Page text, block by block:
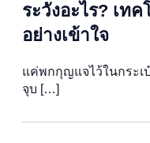
ระวังอะไร? เท
อย่างเข้าใจ
แค่พกกุญแจไว้ในกระเ
จุบ […]